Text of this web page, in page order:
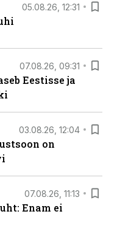
05.08.26, 12:31
07.08.26, 09:31
Eestisse ja
03.08.26, 12:04
on
07.08.26, 11:13
Enam ei